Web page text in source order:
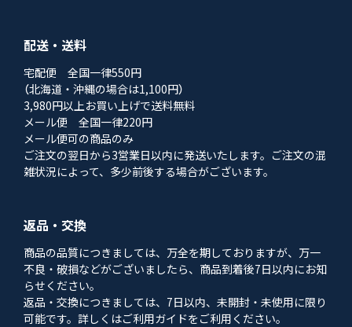
配送・送料
宅配便 全国一律550円
（北海道・沖縄の場合は1,100円）
3,980円以上お買い上げで送料無料
メール便 全国一律220円
メール便可の商品のみ
ご注文の翌日から3営業日以内に発送いたします。ご注文の混
雑状況によって、多少前後する場合がございます。
返品・交換
商品の品質につきましては、万全を期しておりますが、万一
不良・破損などがございましたら、商品到着後7日以内にお知
らせください。
返品・交換につきましては、7日以内、未開封・未使用に限り
可能です。詳しくはご利用ガイドをご利用ください。